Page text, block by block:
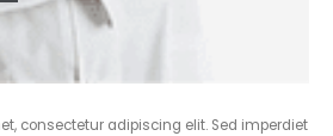
consectetur adipiscing elit. Sed imperdiet